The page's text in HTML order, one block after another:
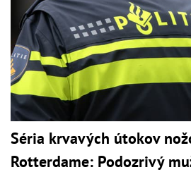
Séria krvavých útokov
Rotterdame: Podozrivý